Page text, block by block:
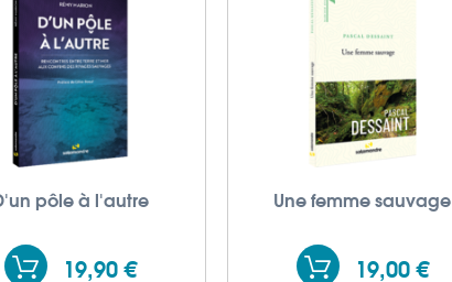
pôle à l'autre
19,90 €
Une femme sauvage
19,00 €